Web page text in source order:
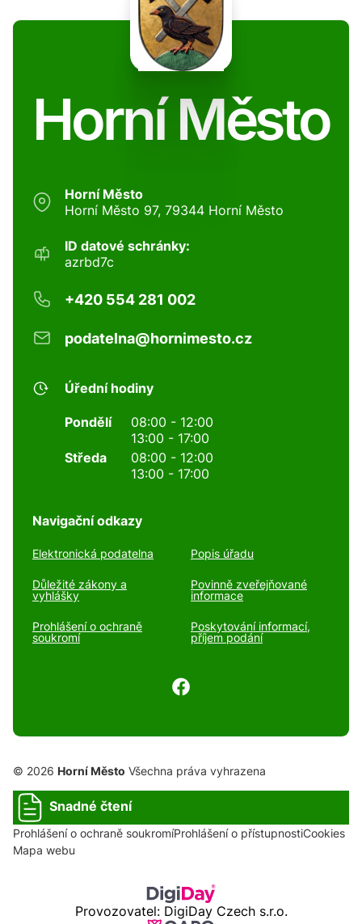
Horní Město
Horní Město
Horní Město 97, 79344 Horní Město
ID datové schránky:
azrbd7c
+420 554 281 002
podatelna@hornimesto.cz
Úřední hodiny
Pondělí
08:00 - 12:00
13:00 - 17:00
Středa
08:00 - 12:00
13:00 - 17:00
Navigační odkazy
Elektronická podatelna Popis úřadu
Důležité zákony a
vyhlášky
Povinně zveřejňované
informace
Prohlášení o ochraně
soukromí
Poskytování informací,
příjem podání
© 2026 Horní Město Všechna práva vyhrazena
Snadné čtení
Prohlášení o ochraně soukromíProhlášení o přístupnostiCookies
Mapa webu
Provozovatel: DigiDay Czech s.r.o.